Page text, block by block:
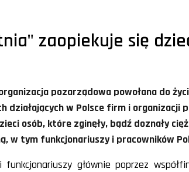
zaopiekuje się
pozarządowa powołana do
działających w Polsce firm i organizacji
osób, które zginęły, bądź doznały
w tym funkcjonariuszy i pracowników
głównie poprzez